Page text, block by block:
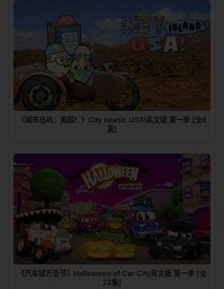
《城市岛屿：美国！》City Island: USA!英文版 第一季 [全6
集]
《汽车城万圣节》Halloween of Car City英文版 第一季 [全
22集]